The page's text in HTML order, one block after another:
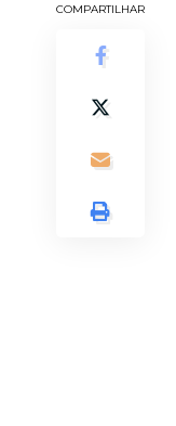
COMPARTILHAR